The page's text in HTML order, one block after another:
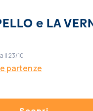
e LA
il 23/10
partenze